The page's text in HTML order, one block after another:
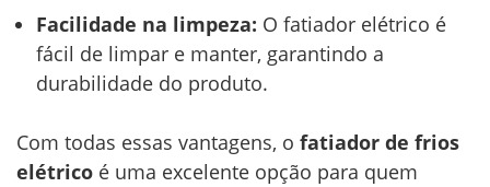
Facilidade na limpeza: O fatiador elétrico é
fácil de limpar e manter, garantindo a
durabilidade do produto.
Com todas essas vantagens, o fatiador de frios
elétrico é uma excelente opção para quem